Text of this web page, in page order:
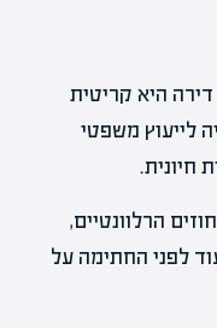
היא קריטית
לייעוץ משפטי
חיונית.
הרלוונטיים,
לפני החתימה על